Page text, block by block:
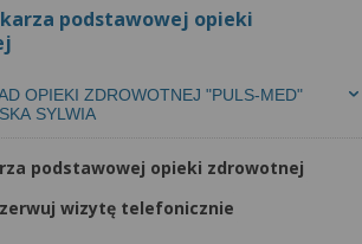
podstawowej opieki
OPIEKI ZDROWOTNEJ "PULS-MED"
SYLWIA
podstawowej opieki zdrowotnej
wizytę telefonicznie